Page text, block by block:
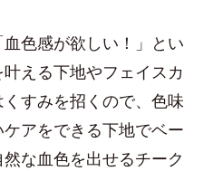
血色感が欲しい！」とい
える下地やフェイスカ
すみを招くので、色味
アをできる下地でベー
な血色を出せるチーク